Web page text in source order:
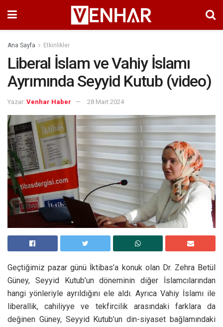
Ana Sayfa Etkinlikler
Liberal İslam ve Vahiy İslamı
Ayrımında Seyyid Kutub (video)
Yazar: Venhar Haber 28 Mart 2024
Geçtiğimiz pazar günü İktibas’a konuk olan Dr. Zehra Betül
Güney, Seyyid Kutub’un döneminin diğer İslamcılarından
hangi yönleriyle ayrıldığını ele aldı. Ayrıca Vahiy İslamı ile
liberallik, cahiliyye ve tekfircilik arasındaki farklara da
değinen Güney, Seyyid Kutub’un din-siyaset bağlamındaki